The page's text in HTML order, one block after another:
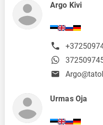
Argo Kivi
Urmas Oja